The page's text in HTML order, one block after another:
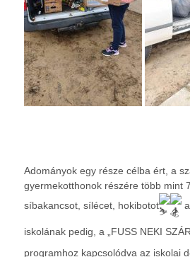
Adományok egy része célba ért, a
gyermekotthonok részére több mint
síbakancsot, sílécet, hokibotot
a
iskolának pedig, a „FUSS NEKI
programhoz kapcsolódva az iskolai